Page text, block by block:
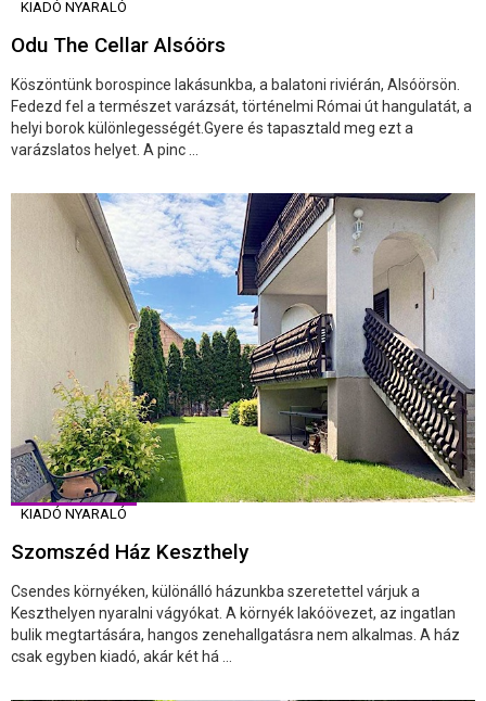
KIADÓ NYARALÓ
Odu The Cellar Alsóörs
Köszöntünk borospince lakásunkba, a balatoni riviérán, Alsóörsön.
Fedezd fel a természet varázsát, történelmi Római út hangulatát, a
helyi borok különlegességét.Gyere és tapasztald meg ezt a
varázslatos helyet. A pinc ...
KIADÓ NYARALÓ
Szomszéd Ház Keszthely
Csendes környéken, különálló házunkba szeretettel várjuk a
Keszthelyen nyaralni vágyókat. A környék lakóövezet, az ingatlan
bulik megtartására, hangos zenehallgatásra nem alkalmas. A ház
csak egyben kiadó, akár két há ...